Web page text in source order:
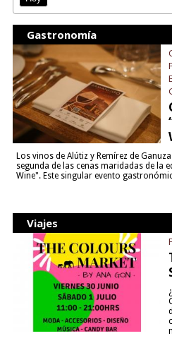
Gastronomía
Los vinos de Alútiz y Remírez de
segunda de las cenas maridadas de la
Wine". Este singular evento
Viajes